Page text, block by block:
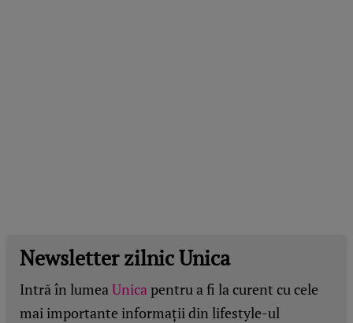
Newsletter zilnic Unica
Intră în lumeaUnicapentru a fi la curent cu cele
mai importante informații din lifestyle-ul